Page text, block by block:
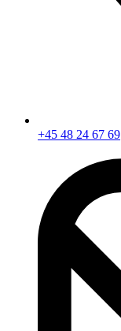
+45 48 24 67 69